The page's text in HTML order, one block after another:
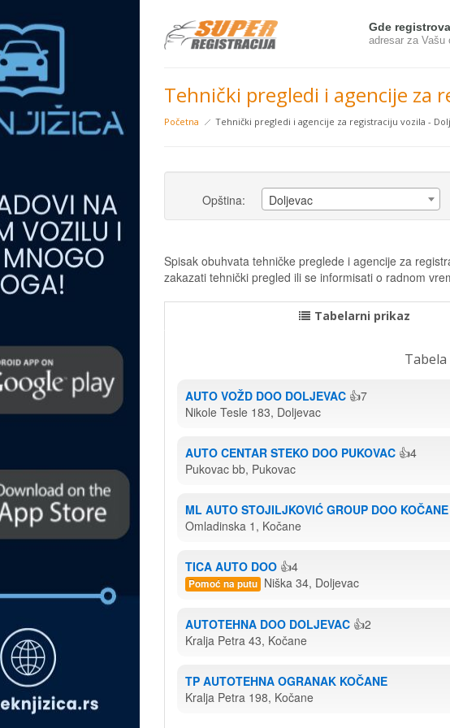
Gde
adresar za Vašu
Tehnički pregledi i agencije za
Početna Tehnički pregledi i agencije za registraciju vozila -
Opština: Doljevac
Spisak obuhvata tehničke preglede i agencije za
zakazati tehnički pregled ili se informisati o radnom
Tabelarni prikaz
AUTO VOŽD DOO DOLJEVAC 👍7
Nikole Tesle 183, Doljevac
AUTO CENTAR STEKO DOO PUKOVAC 👍4
Pukovac bb, Pukovac
ML AUTO STOJILJKOVIĆ GROUP DOO KOČANE
Omladinska 1, Kočane
TICA AUTO DOO 👍4
Pomoć na putu Niška 34, Doljevac
AUTOTEHNA DOO DOLJEVAC 👍2
Kralja Petra 43, Kočane
TP AUTOTEHNA OGRANAK KOČANE
Kralja Petra 198, Kočane